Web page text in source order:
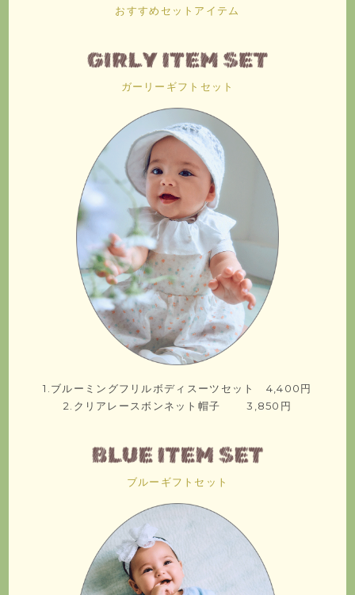
おすすめセットアイテム
ガーリーギフトセット
1.ブルーミングフリルボディスーツセット 4,400円
2.クリアレースボンネット帽子 3,850円
ブルーギフトセット